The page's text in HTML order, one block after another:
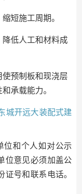
短施工周期。
低人工和材料成
预制板和现浇层
承载能力。
城开远大装配式建
位和个人如对公示
位意见必须加盖公
号和联系电话。